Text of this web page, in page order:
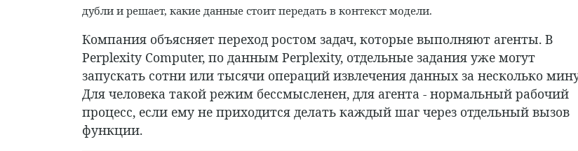
дубли и решает, какие данные стоит передать в контекст модели.
Компания объясняет переход ростом задач, которые выполняют агенты. В
Perplexity Computer, по данным Perplexity, отдельные задания уже могут
запускать сотни или тысячи операций извлечения данных за несколько
Для человека такой режим бессмысленен, для агента - нормальный рабочий
процесс, если ему не приходится делать каждый шаг через отдельный вызов
функции.